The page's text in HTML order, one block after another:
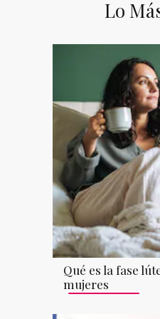
Lo
Qué es la fase
mujeres